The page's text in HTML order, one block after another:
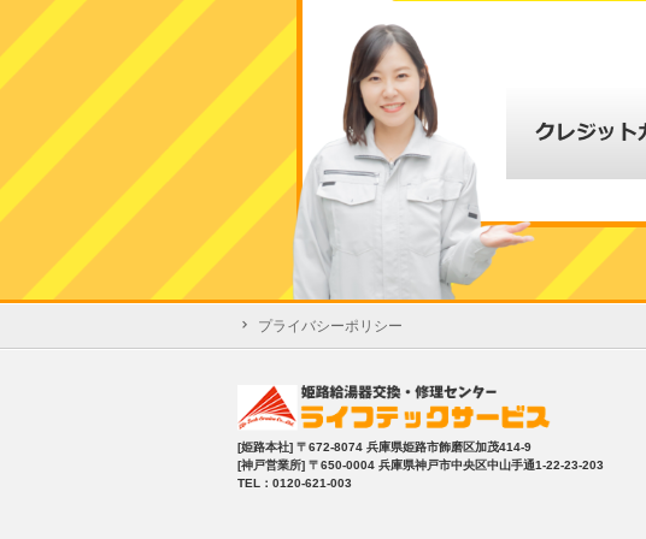
プライバシーポリシー
[姫路本社] 〒672-8074 兵庫県姫路市飾磨区加茂414-9
[神戸営業所] 〒650-0004 兵庫県神戸市中央区中山手通1-22-23-203
TEL：0120-621-003